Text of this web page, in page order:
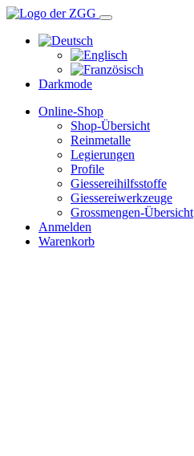
Darkmode
Online-Shop
Shop-Übersicht
Reinmetalle
Legierungen
Profile
Giessereihilfsstoffe
Giessereiwerkzeuge
Grossmengen-Übersicht
Anmelden
Warenkorb